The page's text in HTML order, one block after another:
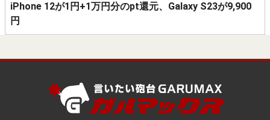
iPhone 12が1円+1万円分のpt還元、Galaxy S23が9,900
円